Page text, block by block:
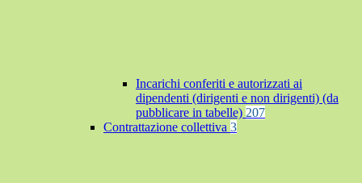
Incarichi conferiti e autorizzati ai
dipendenti (dirigenti e non dirigenti) (da
pubblicare in tabelle) 207
Contrattazione collettiva 3